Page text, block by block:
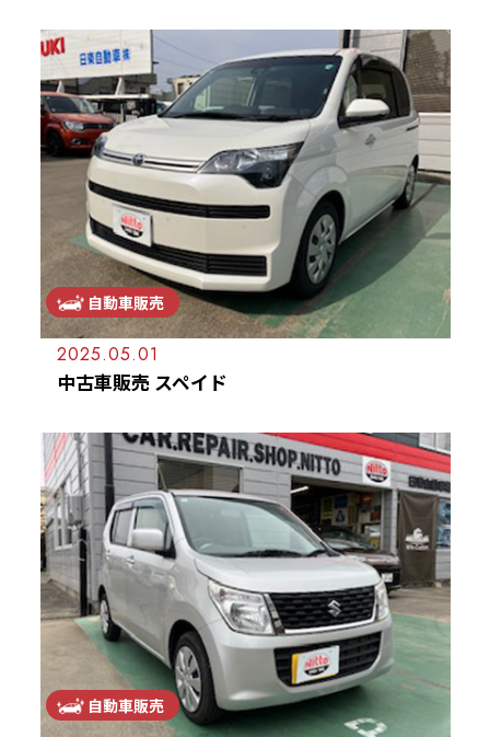
自動車販売
2025.05.01
中古車販売 スペイド
自動車販売